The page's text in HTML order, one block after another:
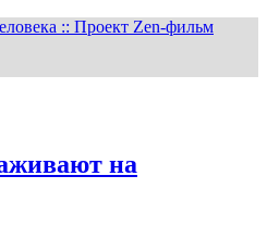
:: Проект Zen-фильм
на